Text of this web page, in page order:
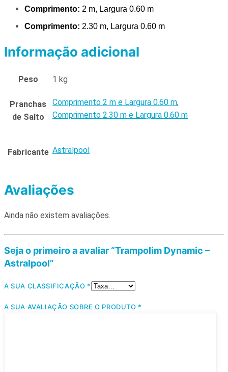
Comprimento: 2 m, Largura 0.60 m
Comprimento: 2.30 m, Largura 0.60 m
Informação adicional
Peso 1 kg
Pranchas
de Salto
Comprimento 2 m e Largura 0.60 m,
Comprimento 2.30 m e Largura 0.60 m
Fabricante Astralpool
Avaliações
Ainda não existem avaliações.
Seja o primeiro a avaliar “Trampolim Dynamic –
Astralpool”
A SUA CLASSIFICAÇÃO *
A SUA AVALIAÇÃO SOBRE O PRODUTO *